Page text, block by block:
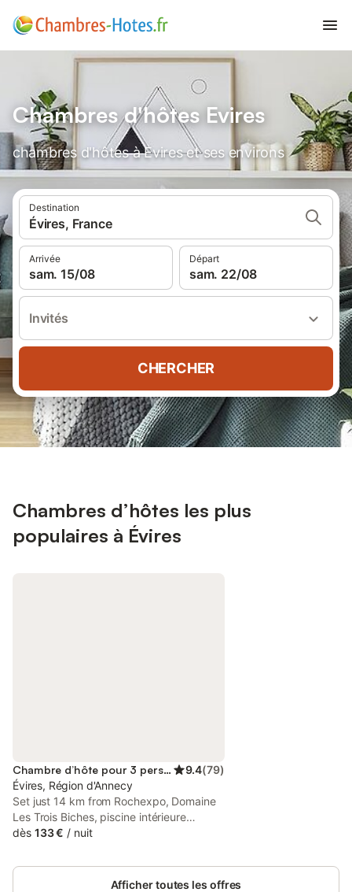
Chambres d'hôtes Evires
chambres d'hôtes à Evires et ses environs
Destination
Évires, France
Arrivée
sam. 15/08
Départ
sam. 22/08
Invités
CHERCHER
Chambres d’hôtes les plus
populaires à Évires
Chambre d’hôte pour 3 personnes 9.4(79)
Évires, Région d'Annecy
Set just 14 km from Rochexpo, Domaine
Les Trois Biches, piscine intérieure
chauffée offers accommodation in Groisy
as well as a shared kitchen.
dès 133 € / nuit
Afficher toutes les offres